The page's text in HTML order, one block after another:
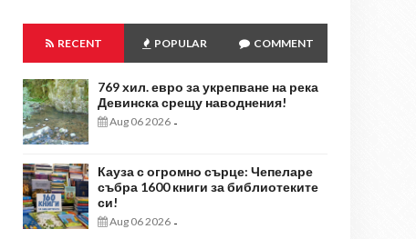
RECENT POPULAR COMMENT
769 хил. евро за укрепване на река
Девинска срещу наводнения!
Aug 06 2026 -
Кауза с огромно сърце: Чепеларе
събра 1600 книги за библиотеките
си!
Aug 06 2026 -